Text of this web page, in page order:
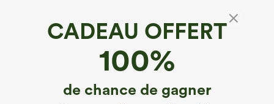
CADEAU OFFERT
100%
de chance de gagner
Denim Halara Flex™*
Halara Flex™ short décontracté en denim
délavé, taille haute, avec poches, déchiré et
€53,95 EUR